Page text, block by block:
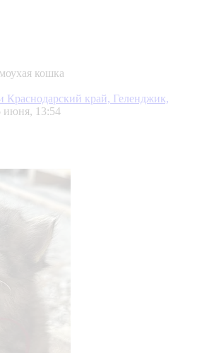
кошка
Краснодарский край, Геленджик,
июня, 13:54